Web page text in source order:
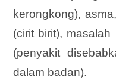
kerongkong),
(cirit birit),
(penyakit
dalam badan).